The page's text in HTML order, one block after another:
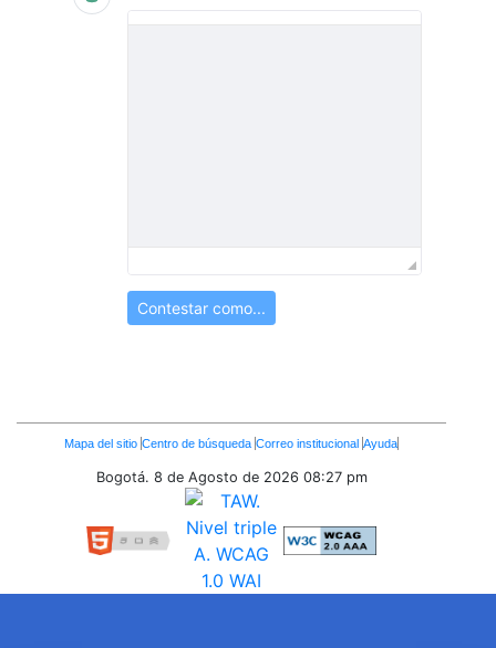
Contestar como...
Enlaces
Inferiores
Mapa del sitio Centro de búsqueda Correo institucional Ayuda
Bogotá. 8 de Agosto de 2026 08:27 pm